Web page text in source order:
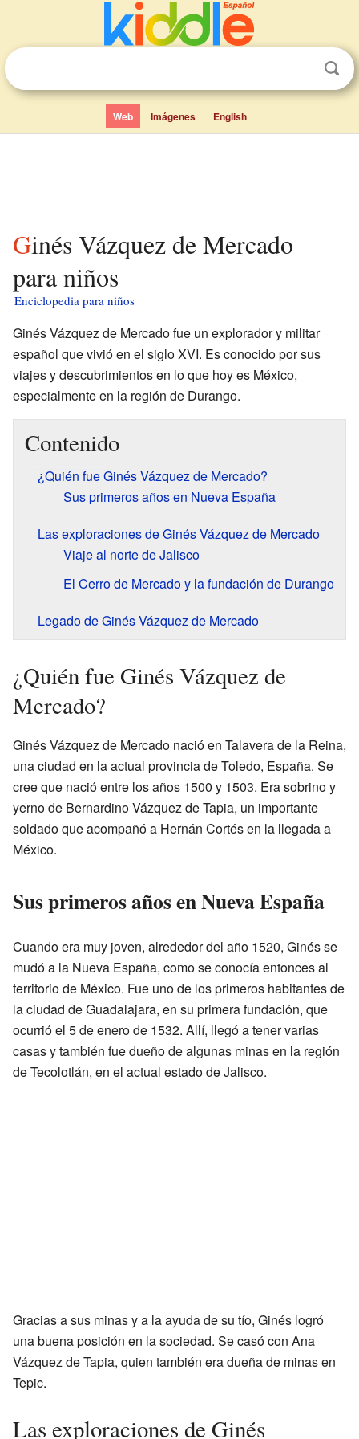
Web Imágenes English
Ginés Vázquez de Mercado
para niños
Enciclopedia para niños
Ginés Vázquez de Mercado fue un explorador y militar
español que vivió en el siglo XVI. Es conocido por sus
viajes y descubrimientos en lo que hoy es México,
especialmente en la región de Durango.
Contenido
¿Quién fue Ginés Vázquez de Mercado?
Sus primeros años en Nueva España
Las exploraciones de Ginés Vázquez de Mercado
Viaje al norte de Jalisco
El Cerro de Mercado y la fundación de Durango
Legado de Ginés Vázquez de Mercado
¿Quién fue Ginés Vázquez de
Mercado?
Ginés Vázquez de Mercado nació en Talavera de la Reina,
una ciudad en la actual provincia de Toledo, España. Se
cree que nació entre los años 1500 y 1503. Era sobrino y
yerno de Bernardino Vázquez de Tapia, un importante
soldado que acompañó a Hernán Cortés en la llegada a
México.
Sus primeros años en Nueva España
Cuando era muy joven, alrededor del año 1520, Ginés se
mudó a la Nueva España, como se conocía entonces al
territorio de México. Fue uno de los primeros habitantes de
la ciudad de Guadalajara, en su primera fundación, que
ocurrió el 5 de enero de 1532. Allí, llegó a tener varias
casas y también fue dueño de algunas minas en la región
de Tecolotlán, en el actual estado de Jalisco.
Gracias a sus minas y a la ayuda de su tío, Ginés logró
una buena posición en la sociedad. Se casó con Ana
Vázquez de Tapia, quien también era dueña de minas en
Tepic.
Las exploraciones de Ginés